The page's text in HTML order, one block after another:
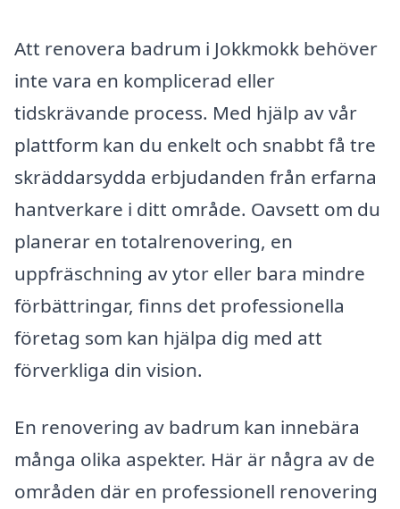
Att renovera badrum i Jokkmokk behöver
inte vara en komplicerad eller
tidskrävande process. Med hjälp av vår
plattform kan du enkelt och snabbt få tre
skräddarsydda erbjudanden från erfarna
hantverkare i ditt område. Oavsett om du
planerar en totalrenovering, en
uppfräschning av ytor eller bara mindre
förbättringar, finns det professionella
företag som kan hjälpa dig med att
förverkliga din vision.
En renovering av badrum kan innebära
många olika aspekter. Här är några av de
områden där en professionell renovering